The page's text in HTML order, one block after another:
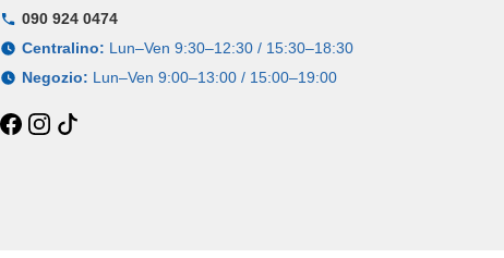
090 924 0474
Centralino: Lun–Ven 9:30–12:30 / 15:30–18:30
Negozio: Lun–Ven 9:00–13:00 / 15:00–19:00